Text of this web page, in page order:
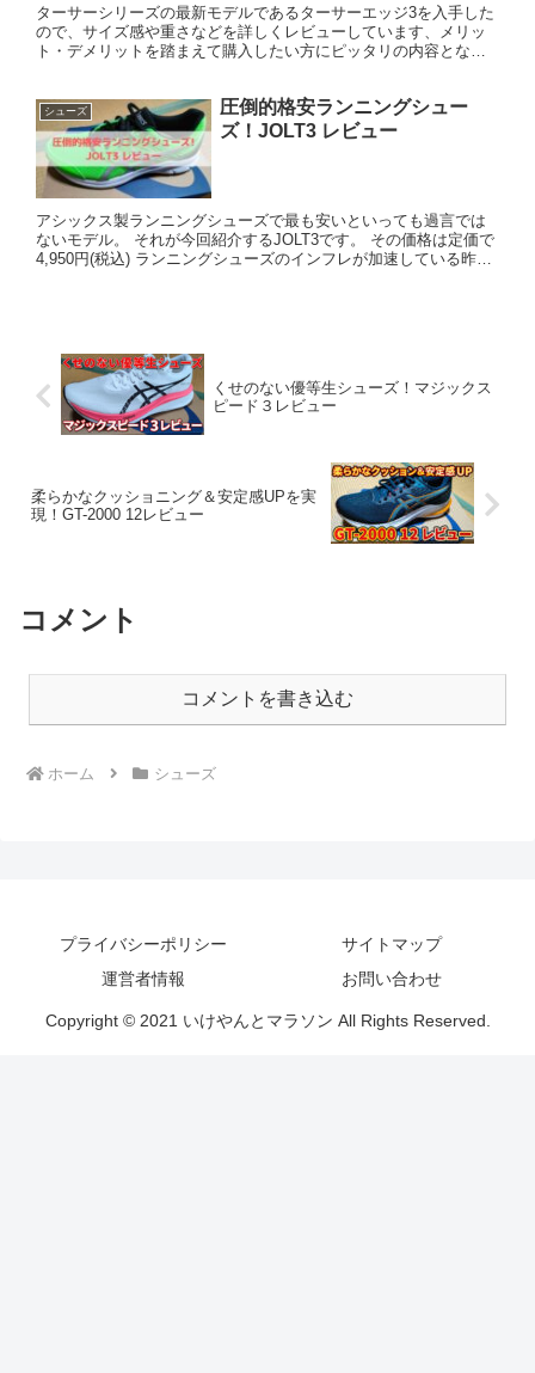
ターサーシリーズの最新モデルであるターサーエッジ3を入手した
ので、サイズ感や重さなどを詳しくレビューしています、メリッ
ト・デメリットを踏まえて購入したい方にピッタリの内容となっ
シューズ
圧倒的格安ランニングシュー
ズ！JOLT3 レビュー
アシックス製ランニングシューズで最も安いといっても過言では
ないモデル。 それが今回紹介するJOLT3です。 その価格は定価で
4,950円(税込) ランニングシューズのインフレが加速している昨
くせのない優等生シューズ！マジックス
ピード３レビュー
柔らかなクッショニング＆安定感UPを実
現！GT-2000 12レビュー
コメント
コメントを書き込む
ホーム シューズ
プライバシーポリシー
サイトマップ
運営者情報
お問い合わせ
Copyright © 2021 いけやんとマラソン All Rights Reserved.